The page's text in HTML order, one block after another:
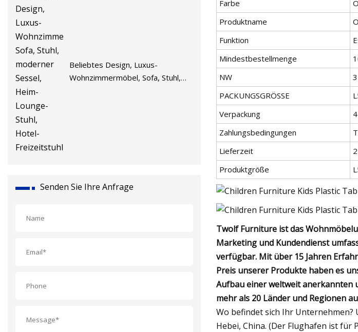
Beliebtes Design, Luxus-
Wohnzimmermöbel, Sofa, Stuhl,
Senden Sie Ihre Anfrage
Farbe
Produktname
Funktion
Mindestbestellmenge
NW
PACKUNGSGRÖSSE
Verpackung
Zahlungsbedingungen
Lieferzeit
Produktgröße
Twolf Furniture ist das
Marketing und Kundendienst
verfügbar. Mit über 15 Jahren
Preis unserer Produkte haben es
Aufbau einer weltweit anerkannten
mehr als 20 Länder und Regionen
Wo befindet sich Ihr
Hebei, China. (Der Flughafen ist für